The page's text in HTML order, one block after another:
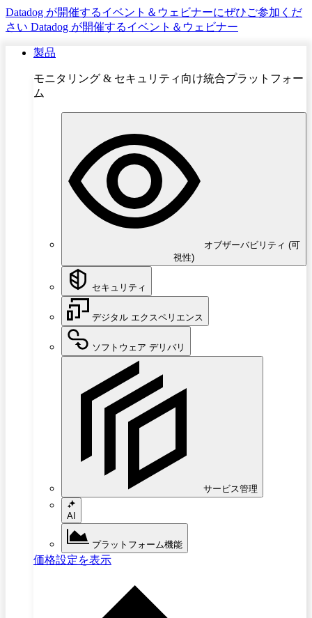
Datadog が開催するイベント＆ウェビナーにぜひご参加くだ
さい Datadog が開催するイベント＆ウェビナー
製品
モニタリング & セキュリティ向け統合プラットフォー
ム
オブザーバビリティ (可
視性)
セキュリティ
デジタル エクスペリエンス
ソフトウェア デリバリ
サービス管理
AI
プラットフォーム機能
価格設定を表示